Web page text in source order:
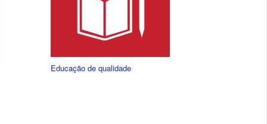
Educação de qualidade